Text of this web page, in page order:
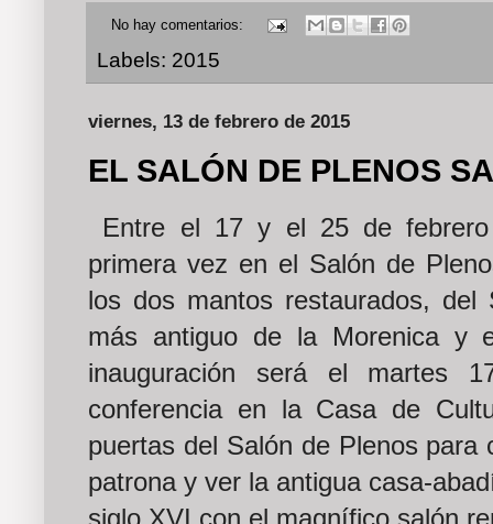
No hay comentarios:
Labels: 2015
viernes, 13 de febrero de 2015
EL SALÓN DE PLENOS
Entre el 17 y el 25 de
primera vez en el Salón de
los dos mantos restaurados,
más antiguo de la Morenica y
inauguración será el martes
conferencia en la Casa de
puertas del Salón de Plenos
patrona y ver la antigua casa-